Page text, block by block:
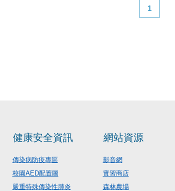
1
健康安全資訊
傳染病防疫專區
校園AED配置圖
嚴重特殊傳染性肺炎
網站資源
影音網
實習商店
森林農場